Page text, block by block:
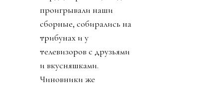
проигрывали наши
сборные, собирались на
трибунах и у
телевизоров с друзьями
и вкусняшками.
Чиновники же